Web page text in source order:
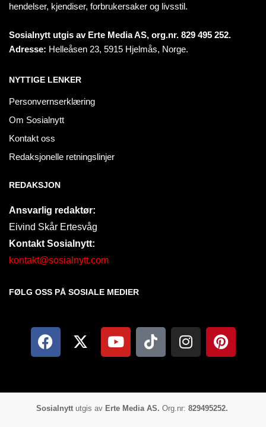
hendelser, kjendiser, forbrukersaker og livsstil.
Sosialnytt utgis av Erte Media AS, org.nr. 829 495 252.
Adresse: Helleåsen 23, 5915 Hjelmås, Norge.
NYTTIGE LENKER
Personvernserklæring
Om Sosialnytt
Kontakt oss
Redaksjonelle retningslinjer
REDAKSJON
Ansvarlig redaktør:
Eivind Skår Ertesvåg
Kontakt Sosialnytt:
kontakt@sosialnytt.com
FØLG OSS PÅ SOSIALE MEDIER​
Sosialnyttutgis av Erte Media AS. Org.nr: 829495252.